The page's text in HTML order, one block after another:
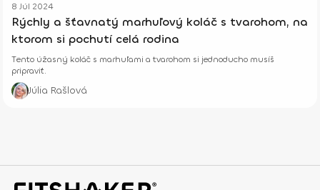
8 Júl 2024
Rýchly a šťavnatý marhuľový koláč s tvarohom, na
ktorom si pochutí celá rodina
Tento úžasný koláč s marhuľami a tvarohom si jednoducho musíš
pripraviť.
Júlia Rašlová